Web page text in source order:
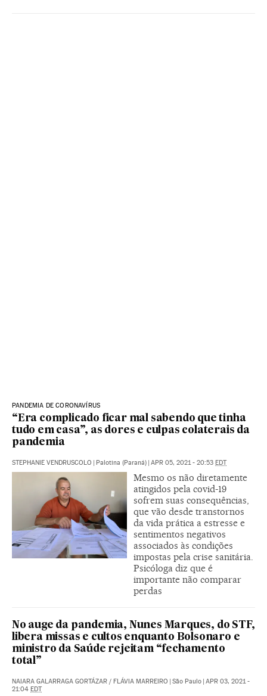
PANDEMIA DE CORONAVÍRUS
“Era complicado ficar mal sabendo que tinha
tudo em casa”, as dores e culpas colaterais da
pandemia
STEPHANIE VENDRUSCOLO | Palotina (Paraná) | APR 05, 2021 - 20:53 EDT
Mesmo os não diretamente
atingidos pela covid-19
sofrem suas consequências,
que vão desde transtornos
da vida prática a estresse e
sentimentos negativos
associados às condições
impostas pela crise sanitária.
Psicóloga diz que é
importante não comparar
perdas
No auge da pandemia, Nunes Marques, do STF,
libera missas e cultos enquanto Bolsonaro e
ministro da Saúde rejeitam “fechamento
total”
NAIARA GALARRAGA GORTÁZAR / FLÁVIA MARREIRO | São Paulo | APR 03, 2021 -
21:04 EDT